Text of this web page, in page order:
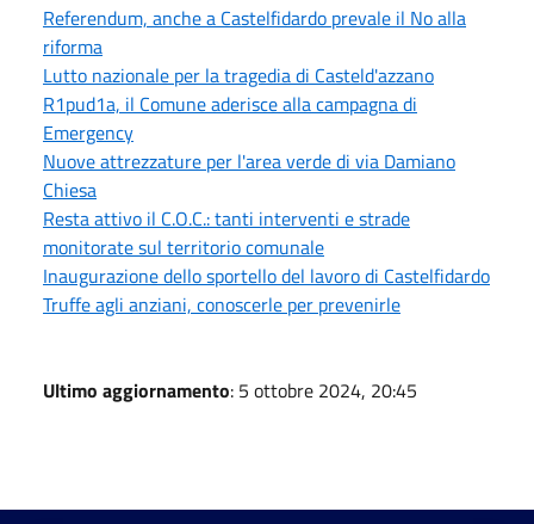
Referendum, anche a Castelfidardo prevale il No alla
riforma
Lutto nazionale per la tragedia di Casteld'azzano
R1pud1a, il Comune aderisce alla campagna di
Emergency
Nuove attrezzature per l'area verde di via Damiano
Chiesa
Resta attivo il C.O.C.: tanti interventi e strade
monitorate sul territorio comunale
Inaugurazione dello sportello del lavoro di Castelfidardo
Truffe agli anziani, conoscerle per prevenirle
Ultimo aggiornamento: 5 ottobre 2024, 20:45